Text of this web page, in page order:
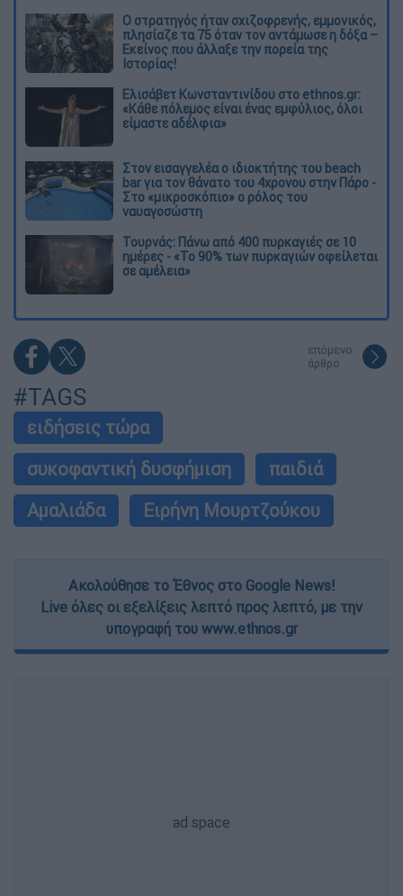
O στρατηγός ήταν σχιζοφρενής, εμμονικός,
πλησίαζε τα 75 όταν τον αντάμωσε η δόξα –
Εκείνος που άλλαξε την πορεία της
Ιστορίας!
Ελισάβετ Κωνσταντινίδου στο ethnos.gr:
«Κάθε πόλεμος είναι ένας εμφύλιος, όλοι
είμαστε αδέλφια»
Στον εισαγγελέα ο ιδιοκτήτης του beach
bar για τον θάνατο του 4χρονου στην Πάρο -
Στο «μικροσκόπιο» ο ρόλος του
ναυαγοσώστη
Τουρνάς: Πάνω από 400 πυρκαγιές σε 10
ημέρες - «Το 90% των πυρκαγιών οφείλεται
σε αμέλεια»
επόμενο
άρθρο
#TAGS
ειδήσεις τώρα
συκοφαντική δυσφήμιση
παιδιά
Αμαλιάδα
Ειρήνη Μουρτζούκου
Ακολούθησε το Έθνος στο Google News!
Live όλες οι εξελίξεις λεπτό προς λεπτό, με την
υπογραφή του www.ethnos.gr